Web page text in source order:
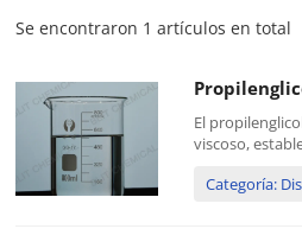
Se encontraron 1 artículos en total
El
viscoso,
etanol y una
Categoría: